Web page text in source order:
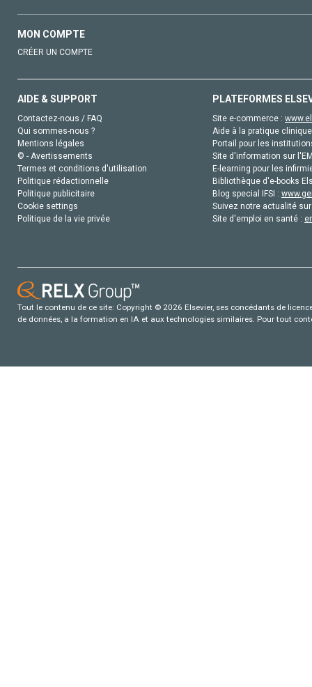
MON COMPTE
CRÉER UN COMPTE
AIDE & SUPPORT
Contactez-nous / FAQ
Qui sommes-nous ?
Mentions légales
© - Avertissements
Termes et conditions d'utilisation
Politique rédactionnelle
Politique publicitaire
Cookie settings
Politique de la vie privée
PLATEFORMES
Site e-commerce :
Aide à la pratique
Portail pour les
Site d'information sur
E-learning pour les
Bibliothèque d'e-books
Blog special IFSI :
Suivez notre actualité
Site d'emploi en santé :
Tout le contenu de ce site: Copyright © 2026 Elsevier, ses concédants de
de données, a la formation en IA et aux technologies similaires. Pour tout